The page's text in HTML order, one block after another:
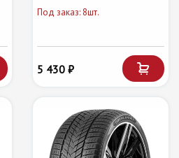
Под заказ: 8шт.
5 430 ₽